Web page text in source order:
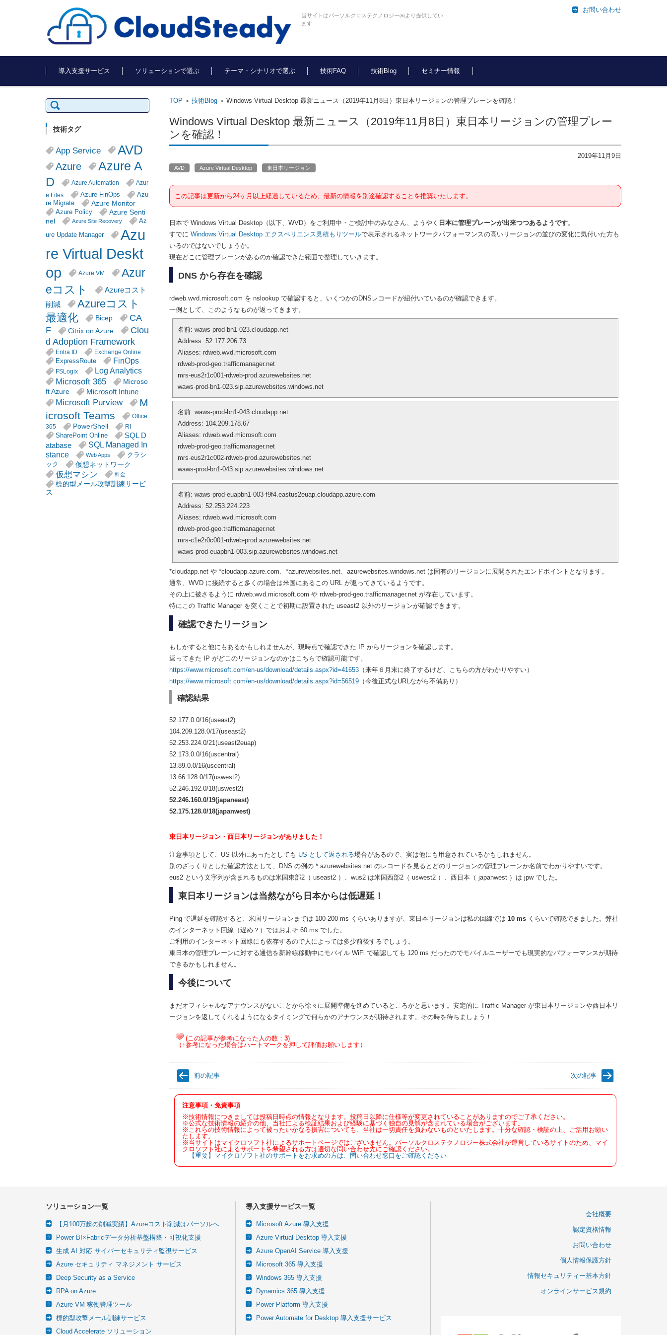
当サイトはパーソルクロステクノロジー㈱より提供してい
ます
お問い合わせ
コンテンツに移動
導入支援サービス
ソリューションで選ぶ テーマ・シナリオで選ぶ 技術FAQ 技術Blog セミナー情報
TOP > 技術Blog> Windows Virtual Desktop 最新ニュース（2019年11月8日）東日本リージョンの管理プレーンを確認！
Windows Virtual Desktop 最新ニュース（2019年11月8日）東日本リージョンの管理プレー
ンを確認！
2019年11月9日
AVD Azure Virtual Desktop 東日本リージョン
この記事は更新から24ヶ月以上経過しているため、最新の情報を別途確認することを推奨いたします。
日本で Windows Virtual Desktop（以下、WVD）をご利用中・ご検討中のみなさん、ようやく 日本に管理プレーンが出来つつあるようです。
すでに Windows Virtual Desktop エクスペリエンス見積もりツールで表示されるネットワークパフォーマンスの高いリージョンの並びの変化に気付いた方も
いるのではないでしょうか。
現在どこに管理プレーンがあるのか確認できた範囲で整理していきます。
DNS から存在を確認
rdweb.wvd.microsoft.com を nslookup で確認すると、いくつかのDNSレコードが紐付いているのが確認できます。
一例として、このようなものが返ってきます。
名前: waws-prod-bn1-023.cloudapp.net
Address: 52.177.206.73
Aliases: rdweb.wvd.microsoft.com
rdweb-prod-geo.trafficmanager.net
mrs-eus2r1c001-rdweb-prod.azurewebsites.net
waws-prod-bn1-023.sip.azurewebsites.windows.net
名前: waws-prod-bn1-043.cloudapp.net
Address: 104.209.178.67
Aliases: rdweb.wvd.microsoft.com
rdweb-prod-geo.trafficmanager.net
mrs-eus2r1c002-rdweb-prod.azurewebsites.net
waws-prod-bn1-043.sip.azurewebsites.windows.net
名前: waws-prod-euapbn1-003-f9f4.eastus2euap.cloudapp.azure.com
Address: 52.253.224.223
Aliases: rdweb.wvd.microsoft.com
rdweb-prod-geo.trafficmanager.net
mrs-c1e2r0c001-rdweb-prod.azurewebsites.net
waws-prod-euapbn1-003.sip.azurewebsites.windows.net
*cloudapp.net や *cloudapp.azure.com、*azurewebsites.net、azurewebsites.windows.net は固有のリージョンに展開されたエンドポイントとなります。
通常、WVD に接続すると多くの場合は米国にあるこの URL が返ってきているようです。
その上に被さるように rdweb.wvd.microsoft.com や rdweb-prod-geo.trafficmanager.net が存在しています。
特にこの Traffic Manager を突くことで初期に設置された useast2 以外のリージョンが確認できます。
確認できたリージョン
もしかすると他にもあるかもしれませんが、現時点で確認できた IP からリージョンを確認します。
返ってきた IP がどこのリージョンなのかはこちらで確認可能です。
https://www.microsoft.com/en-us/download/details.aspx?id=41653（来年６月末に終了するけど、こちらの方がわかりやすい）
https://www.microsoft.com/en-us/download/details.aspx?id=56519（今後正式なURLながら不備あり）
確認結果
52.177.0.0/16(useast2)
104.209.128.0/17(useast2)
52.253.224.0/21(useast2euap)
52.173.0.0/16(uscentral)
13.89.0.0/16(uscentral)
13.66.128.0/17(uswest2)
52.246.192.0/18(uswest2)
52.246.160.0/19(japaneast)
52.175.128.0/18(japanwest)
東日本リージョン・西日本リージョンがありました！
注意事項として、US 以外にあったとしても US として返される場合があるので、実は他にも用意されているかもしれません。
別のざっくりとした確認方法として、DNS の例の *.azurewebsites.net のレコードを見るとどのリージョンの管理プレーンか名前でわかりやすいです。
eus2 という文字列が含まれるものは米国東部2（ useast2 ）、wus2 は米国西部2（ uswest2 ）、西日本（ japanwest ）は jpw でした。
東日本リージョンは当然ながら日本からは低遅延！
Ping で遅延を確認すると、米国リージョンまでは 100-200 ms くらいありますが、東日本リージョンは私の回線では 10 msくらいで確認できました。弊社
のインターネット回線（遅め？）ではおよそ 60 ms でした。
ご利用のインターネット回線にも依存するので人によっては多少前後するでしょう。
東日本の管理プレーンに対する通信を新幹線移動中にモバイル WiFi で確認しても 120 ms だったのでモバイルユーザーでも現実的なパフォーマンスが期待
できるかもしれません。
今後について
まだオフィシャルなアナウンスがないことから徐々に展開準備を進めているところかと思います。安定的に Traffic Manager が東日本リージョンや西日本リ
ージョンを返してくれるようになるタイミングで何らかのアナウンスが期待されます。その時を待ちましょう！
(この記事が参考になった人の数： 3)
（↑参考になった場合はハートマークを押して評価お願いします）
前の記事 次の記事
注意事項・免責事項
※技術情報につきましては投稿日時点の情報となります。投稿日以降に仕様等が変更されていることがありますのでご了承ください。
※公式な技術情報の紹介の他、当社による検証結果および経験に基づく独自の見解が含まれている場合がございます。
※これらの技術情報によって被ったいかなる損害についても、当社は一切責任を負わないものといたします。十分な確認・検証の上、ご活用お願い
たします。
※当サイトはマイクロソフト社によるサポートページではございません。パーソルクロステクノロジー株式会社が運営しているサイトのため、マイ
クロソフト社によるサポートを希望される方は適切な問い合わせ先にご確認ください。
【重要】マイクロソフト社のサポートをお求めの方は、問い合わせ窓口をご確認ください
検
索:
技術タグ
App Service AVD
Azure
Azure A
D
Azure Automation
Azur
e Files
Azure FinOps
Azu
re Migrate
Azure Monitor
Azure Policy
Azure Senti
nel
Azure Site Recovery
Az
ure Update Manager
Azu
re Virtual Deskt
op
Azure VM
Azur
eコスト
Azureコスト
削減
Azureコスト
最適化
Bicep
CA
F
Citrix on Azure
Clou
d Adoption Framework
Entra ID Exchange Online
ExpressRoute FinOps
FSLogix Log Analytics
Microsoft 365
Microso
ft Azure
Microsoft Intune
Microsoft Purview
M
icrosoft Teams
Office
365
PowerShell RI
SharePoint Online
SQL D
atabase
SQL Managed In
stance
Web Apps
クラシ
ック
仮想ネットワーク
仮想マシン 料金
標的型メール攻撃訓練サービ
ス
ソリューション一覧
【月100万超の削減実績】Azureコスト削減はパーソルへ
Power BI×Fabricデータ分析基盤構築・可視化支援
生成 AI 対応 サイバーセキュリティ監視サービス
Azure セキュリティ マネジメント サービス
Deep Security as a Service
RPA on Azure
Azure VM 稼働管理ツール
標的型攻撃メール訓練サービス
Cloud Accelerate ソリューション
導入支援サービス一覧
Microsoft Azure 導入支援
Azure Virtual Desktop 導入支援
Azure OpenAI Service 導入支援
Microsoft 365 導入支援
Windows 365 導入支援
Dynamics 365 導入支援
Power Platform 導入支援
Power Automate for Desktop 導入支援サービス
会社概要
認定資格情報
お問い合わせ
個人情報保護方針
情報セキュリティー基本方針
オンラインサービス規約